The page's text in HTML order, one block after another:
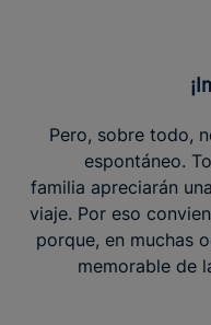
Pero, sobre todo,
espontáneo.
familia apreciarán
viaje. Por eso
porque, en muchas
memorable de